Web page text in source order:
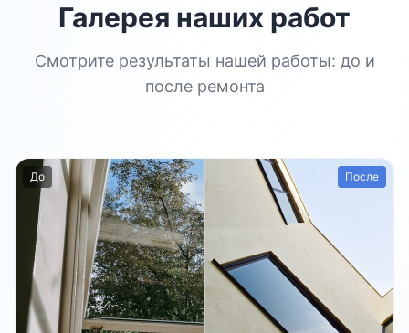
Галерея наших работ
Смотрите результаты нашей работы: до и
после ремонта
До После